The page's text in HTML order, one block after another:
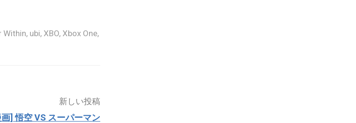
Within, ubi, XBO, Xbox One,
新しい投稿
] 悟空 VS スーパーマン